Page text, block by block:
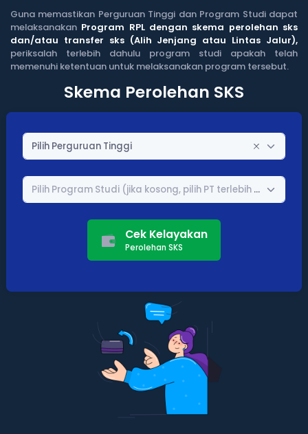
Guna memastikan Perguruan Tinggi dan Program Studi dapat
melaksanakan Program RPL dengan skema perolehan sks
dan/atau transfer sks (Alih Jenjang atau Lintas Jalur),
periksalah terlebih dahulu program studi apakah telah
memenuhi ketentuan untuk melaksanakan program tersebut.
Skema Perolehan SKS
Pilih Perguruan Tinggi
Pilih Program Studi (jika kosong, pilih PT terlebih dahulu)
Cek Kelayakan
Perolehan SKS